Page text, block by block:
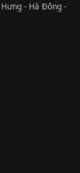
- Hà Đông -